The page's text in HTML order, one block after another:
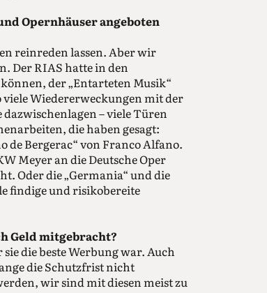
Opernhäuser angeboten
reinreden lassen. Aber wir
Der RIAS hatte in den
der „Entarteten Musik“
viele Wiedererweckungen mit der
– viele Türen
die haben gesagt:
de Bergerac“ von Franco Alfano.
Meyer an die Deutsche Oper
Oder die „Germania“ und die
findige und risikobereite
Geld mitgebracht?
die beste Werbung war. Auch
die Schutzfrist nicht
wir sind mit diesen meist zu